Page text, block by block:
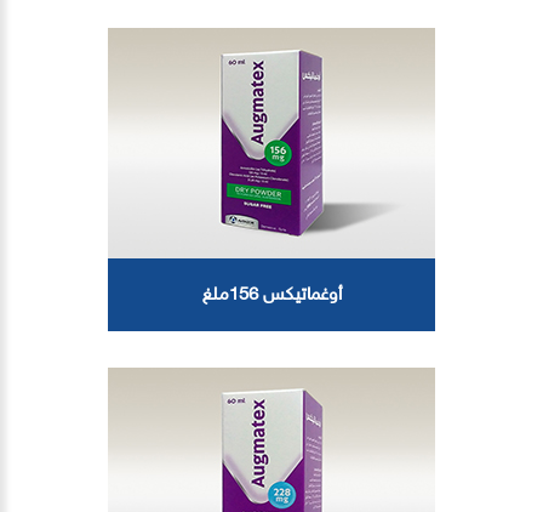
أوغماتيكس 156ملغ